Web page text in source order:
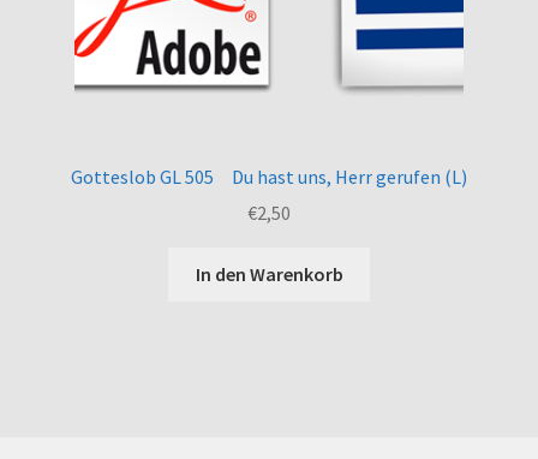
Gotteslob GL 505 Du hast uns, Herr gerufen (L)
€2,50
In den Warenkorb